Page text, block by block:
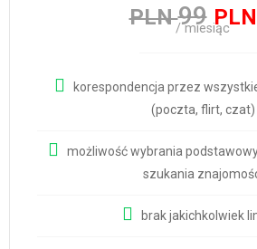
PLN99 PLN
/ miesiąc
korespondencja przez
(poczta, flirt, czat)
możliwość wybrania
szukania
brak jakichkolwiek